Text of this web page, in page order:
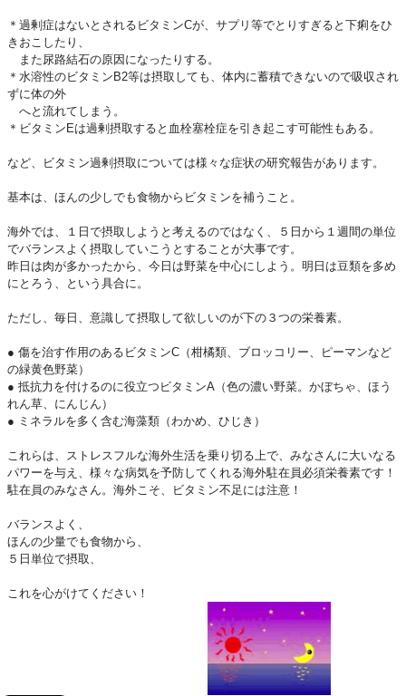
＊過剰症はないとされるビタミンCが、サプリ等でとりすぎると下痢をひ
きおこしたり、
また尿路結石の原因になったりする。
＊水溶性のビタミンB2等は摂取しても、体内に蓄積できないので吸収され
ずに体の外
へと流れてしまう。
＊ビタミンEは過剰摂取すると血栓塞栓症を引き起こす可能性もある。
など、ビタミン過剰摂取については様々な症状の研究報告があります。
基本は、ほんの少しでも食物からビタミンを補うこと。
海外では、１日で摂取しようと考えるのではなく、５日から１週間の単位
でバランスよく摂取していこうとすることが大事です。
昨日は肉が多かったから、今日は野菜を中心にしよう。明日は豆類を多め
にとろう、という具合に。
ただし、毎日、意識して摂取して欲しいのが下の３つの栄養素。
● 傷を治す作用のあるビタミンC（柑橘類、ブロッコリー、ピーマンなど
の緑黄色野菜）
● 抵抗力を付けるのに役立つビタミンA（色の濃い野菜。かぼちゃ、ほう
れん草、にんじん）
● ミネラルを多く含む海藻類（わかめ、ひじき）
これらは、ストレスフルな海外生活を乗り切る上で、みなさんに大いなる
パワーを与え、様々な病気を予防してくれる海外駐在員必須栄養素です！
駐在員のみなさん。海外こそ、ビタミン不足には注意！
バランスよく、
ほんの少量でも食物から、
５日単位で摂取、
これを心がけてください！